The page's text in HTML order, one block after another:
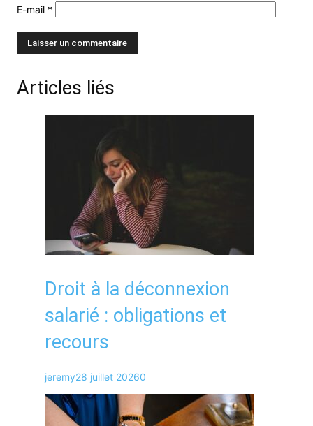
E-mail *
Articles liés
Droit à la déconnexion
salarié : obligations et
recours
jeremy28 juillet 20260